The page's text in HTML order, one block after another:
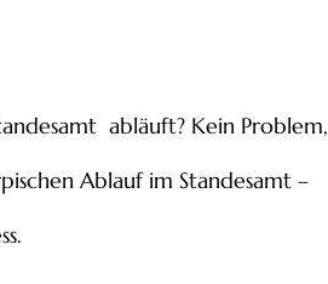
abläuft? Kein Problem,
Ablauf im Standesamt –